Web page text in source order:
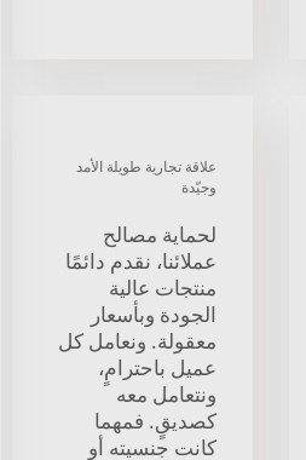
علاقة تجارية طويلة الأمد
وجيّدة
لحماية مصالح
عملائنا، نقدم دائمًا
منتجات عالية
الجودة وبأسعار
معقولة. ونعامل كل
عميل باحترامٍ،
ونتعامل معه
كصديقٍ. فمهما
كانت جنسيته أو